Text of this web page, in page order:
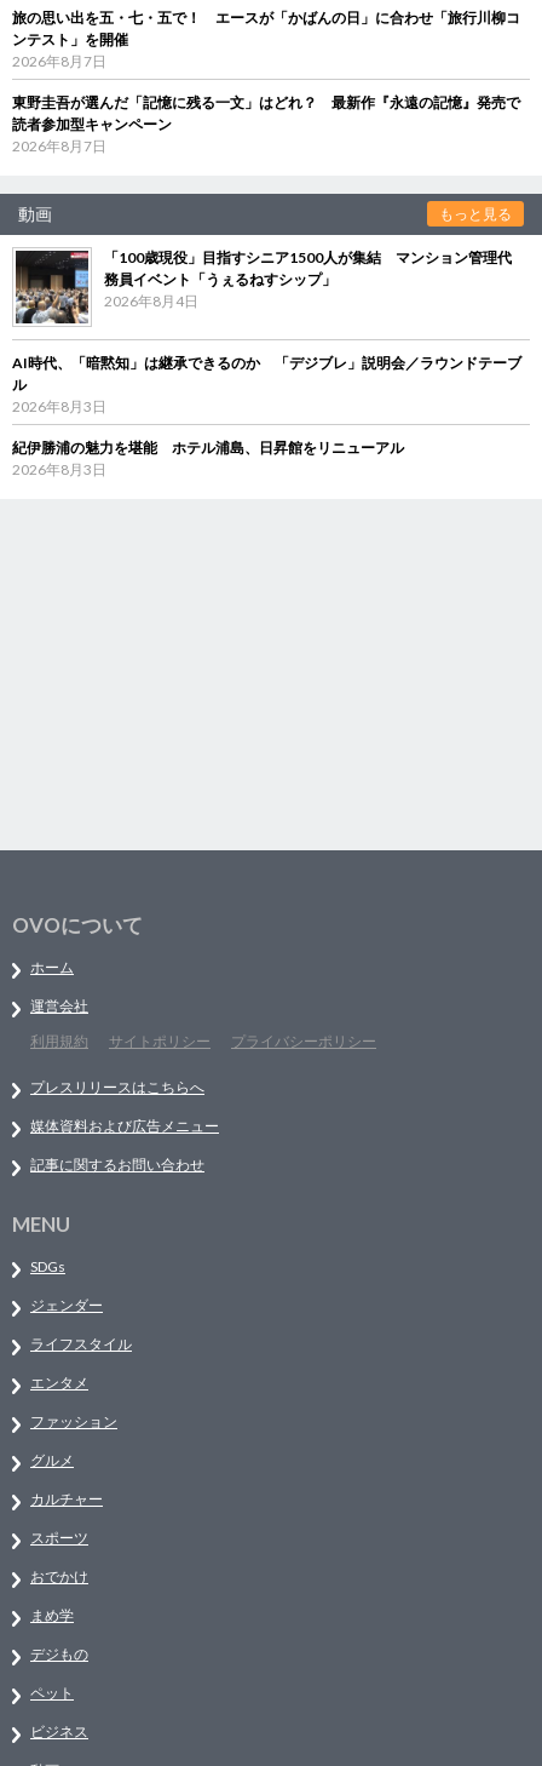
旅の思い出を五・七・五で！ エースが「かばんの日」に合わせ「旅行川柳コ
ンテスト」を開催
2026年8月7日
東野圭吾が選んだ「記憶に残る一文」はどれ？ 最新作『永遠の記憶』発売で
読者参加型キャンペーン
2026年8月7日
動画 もっと見る
「100歳現役」目指すシニア1500人が集結 マンション管理代
務員イベント「うぇるねすシップ」
2026年8月4日
AI時代、「暗黙知」は継承できるのか 「デジブレ」説明会／ラウンドテーブ
ル
2026年8月3日
紀伊勝浦の魅力を堪能 ホテル浦島、日昇館をリニューアル
2026年8月3日
OVOについて
ホーム
運営会社
利用規約
サイトポリシー プライバシーポリシー
プレスリリースはこちらへ
媒体資料および広告メニュー
記事に関するお問い合わせ
MENU
SDGs
ジェンダー
ライフスタイル
エンタメ
ファッション
グルメ
カルチャー
スポーツ
おでかけ
まめ学
デジもの
ペット
ビジネス